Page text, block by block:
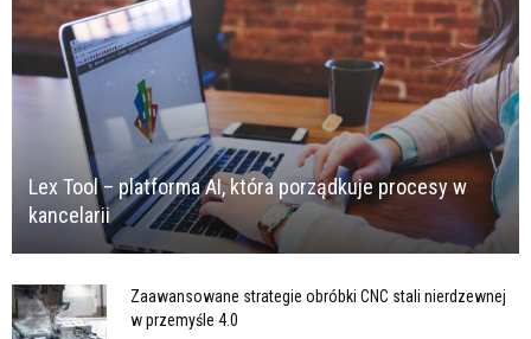
Lex Tool – platforma AI, która porządkuje procesy w
kancelarii
Zaawansowane strategie obróbki CNC stali nierdzewnej
w przemyśle 4.0